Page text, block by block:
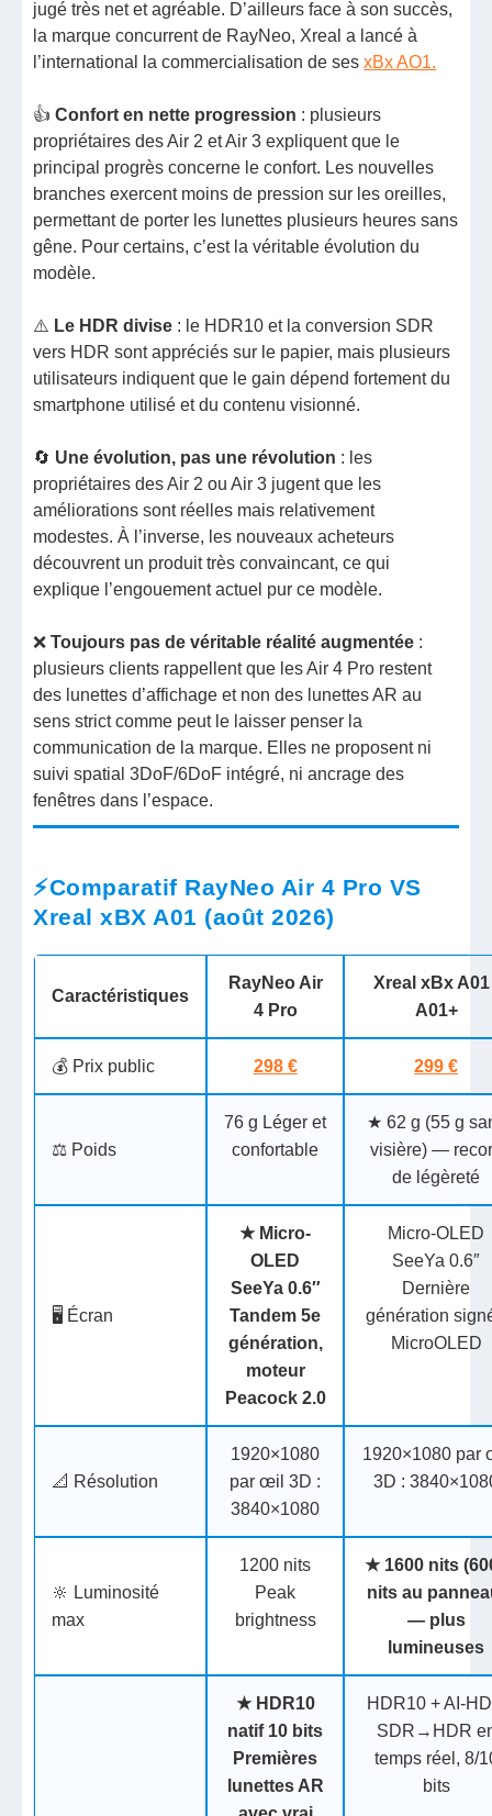
jugé très net et agréable. D’ailleurs face à son succès,
la marque concurrent de RayNeo, Xreal a lancé à
l’international la commercialisation de sesxBx AO1.
👍Confort en nette progression : plusieurs
propriétaires des Air 2 et Air 3 expliquent que le
principal progrès concerne le confort. Les nouvelles
branches exercent moins de pression sur les oreilles,
permettant de porter les lunettes plusieurs heures sans
gêne. Pour certains, c’est la véritable évolution du
modèle.
⚠️ Le HDR divise : le HDR10 et la conversion SDR
vers HDR sont appréciés sur le papier, mais plusieurs
utilisateurs indiquent que le gain dépend fortement du
smartphone utilisé et du contenu visionné.
🔄 Une évolution, pas une révolution : les
propriétaires des Air 2 ou Air 3 jugent que les
améliorations sont réelles mais relativement
modestes. À l’inverse, les nouveaux acheteurs
découvrent un produit très convaincant, ce qui
explique l’engouement actuel pur ce modèle.
❌Toujours pas de véritable réalité augmentée :
plusieurs clients rappellent que les Air 4 Pro restent
des lunettes d’affichage et non des lunettes AR au
sens strict comme peut le laisser penser la
communication de la marque. Elles ne proposent ni
suivi spatial 3DoF/6DoF intégré, ni ancrage des
fenêtres dans l’espace.
⚡Comparatif RayNeo Air 4 Pro VS
Xreal xBX A01 (août 2026)
Caractéristiques
RayNeo Air
4 Pro
Xreal xBx A01
A01+
💰 Prix public 298 € 299 €
⚖️ Poids
76 g Léger et
confortable
★ 62 g (55 g
visière) —
de légèreté
🖥️ Écran
★ Micro-
OLED
SeeYa 0.6″
Tandem 5e
génération,
moteur
Peacock 2.0
Micro-OLED
SeeYa 0.6″
Dernière
génération
MicroOLED
📐 Résolution
1920×1080
par œil 3D :
3840×1080
1920×1080 par
3D :
🔆 Luminosité
max
1200 nits
Peak
brightness
★ 1600 nits
nits au
— plus
lumineuses
★ HDR10
natif 10 bits
Premières
lunettes AR
HDR10 + AI-
SDR→HDR
temps réel, 8/
bits